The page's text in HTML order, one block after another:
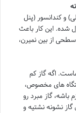
و کندانسور (پنل
شده. این کار باعث
از بین نمیرن،
اگه گاز کم
های مخصوص،
باشه، گاز مبرد رو
نشونه نشتیه و